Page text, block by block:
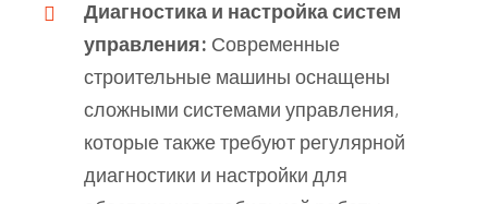
Диагностика и настройка систем
управления: Современные
строительные машины оснащены
сложными системами управления,
которые также требуют регулярной
диагностики и настройки для